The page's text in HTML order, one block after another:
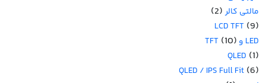
مالتی کالر (2)
LCD TFT (9)
LED و TFT (10)
QLED (1)
QLED / IPS Full Fit (6)